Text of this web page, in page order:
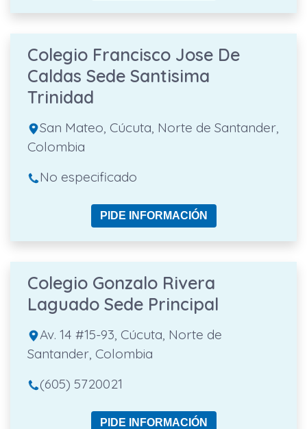
Colegio Francisco Jose De
Caldas Sede Santisima
Trinidad
San Mateo, Cúcuta, Norte de Santander,
Colombia
No especificado
PIDE INFORMACIÓN
Colegio Gonzalo Rivera
Laguado Sede Principal
Av. 14 #15-93, Cúcuta, Norte de
Santander, Colombia
(605) 5720021
PIDE INFORMACIÓN